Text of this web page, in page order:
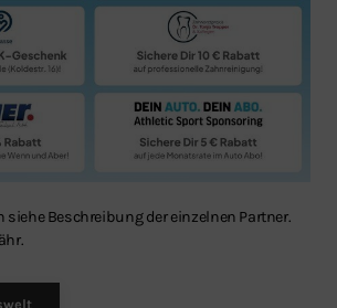
Beschreibung der einzelnen Partner.